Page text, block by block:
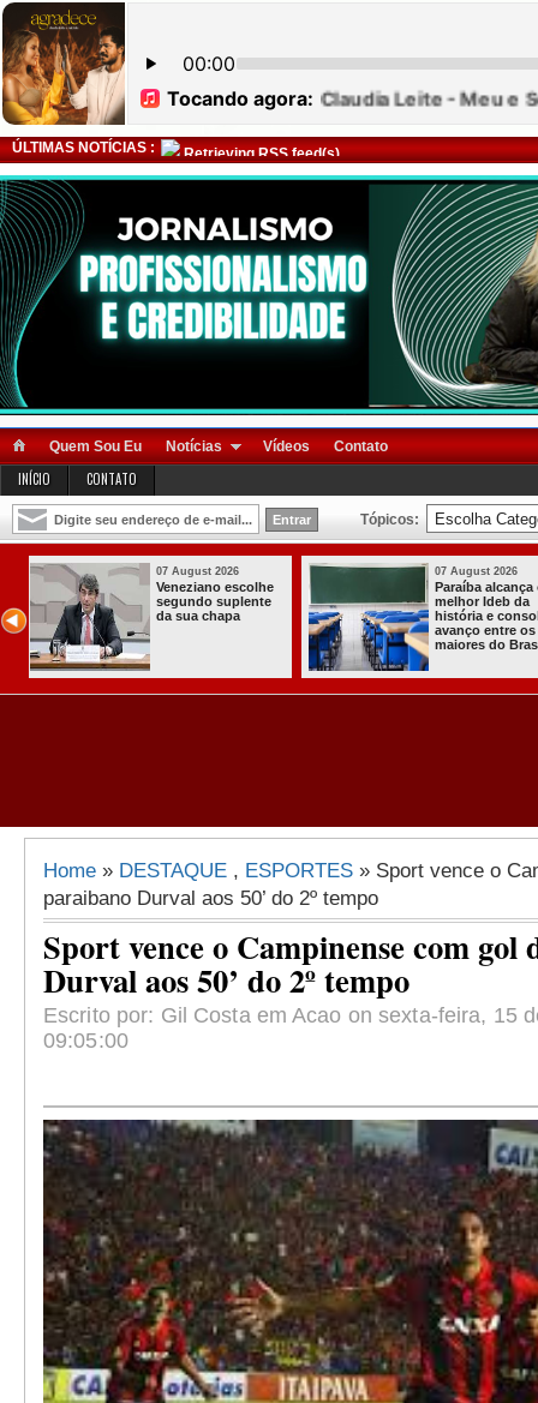
ÚLTIMAS NOTÍCIAS : Retrieving RSS feed(s)
Quem Sou Eu Notícias Vídeos Contato
INÍCIO CONTATO
Tópicos:
07 August 2026
Homem é preso
com armas,
munições e
03 August
Itabaiana
a primeira
Comunitária
Solidária a
Home » DESTAQUE , ESPORTES » Sport vence o
paraibano Durval aos 50’ do 2º tempo
Sport vence o Campinense com gol
Durval aos 50’ do 2º tempo
Escrito por: Gil Costa em Acao on sexta-feira, 15
09:05:00